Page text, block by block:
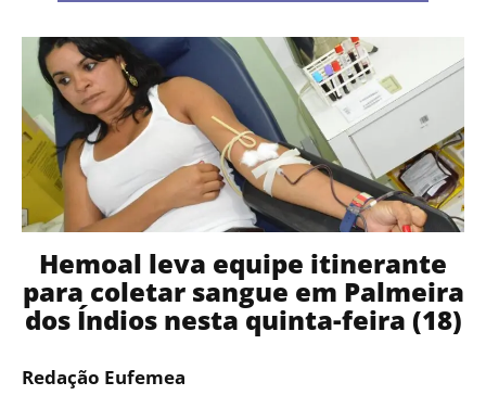
Hemoal leva equipe itinerante
para coletar sangue em Palmeira
dos Índios nesta quinta-feira (18)
Redação Eufemea